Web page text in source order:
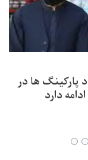
پارکینگ ها در
دارد